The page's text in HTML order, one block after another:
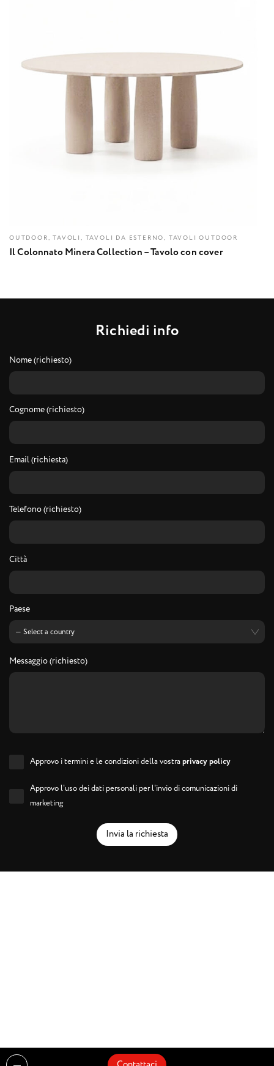
OUTDOOR, TAVOLI, TAVOLI DA ESTERNO, TAVOLI OUTDOOR
Il Colonnato Minera Collection – Tavolo con cover
Richiedi info
Nome (richiesto)
Cognome (richiesto)
Email (richiesta)
Telefono (richiesto)
Città
Paese
Messaggio (richiesto)
Approvo i termini e le condizioni della vostraprivacy policy
Approvo l'uso dei dati personali per l'invio di comunicazioni di
marketing
Invia la richiesta